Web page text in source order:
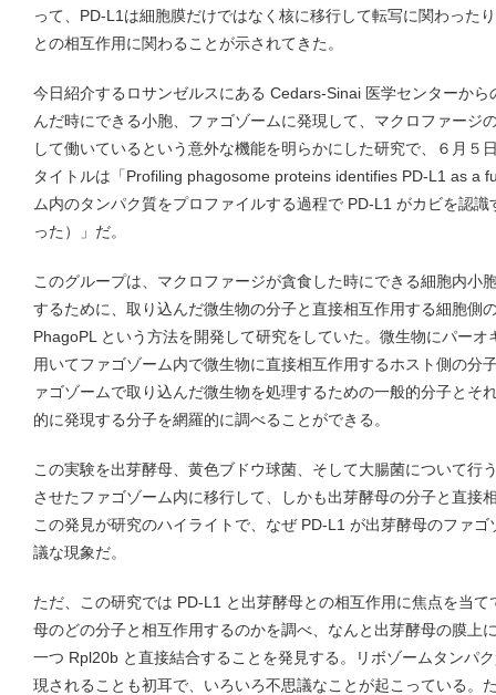
って、PD-L1は細胞膜だけではなく核に移行して転写に関わった
との相互作用に関わることが示されてきた。
今日紹介するロサンゼルスにある Cedars-Sinai 医学センターか
んだ時にできる小胞、ファゴゾームに発現して、マクロファージ
して働いているという意外な機能を明らかにした研究で、６月５
タイトルは「Profiling phagosome proteins identifies PD-L1 as a
ム内のタンパク質をプロファイルする過程で PD-L1 がカビを認
った）」だ。
このグループは、マクロファージが貪食した時にできる細胞内小
するために、取り込んだ微生物の分子と直接相互作用する細胞側
PhagoPL という方法を開発して研究をしていた。微生物にパー
用いてファゴゾーム内で微生物に直接相互作用するホスト側の分
ァゴゾームで取り込んだ微生物を処理するための一般的分子とそ
的に発現する分子を網羅的に調べることができる。
この実験を出芽酵母、黄色ブドウ球菌、そして大腸菌について行
させたファゴゾーム内に移行して、しかも出芽酵母の分子と直接
この発見が研究のハイライトで、なぜ PD-L1 が出芽酵母のファ
議な現象だ。
ただ、この研究では PD-L1 と出芽酵母との相互作用に焦点を当
母のどの分子と相互作用するのかを調べ、なんと出芽酵母の膜上
一つ Rpl20b と直接結合することを発見する。リボゾームタンパ
現されることも初耳で、いろいろ不思議なことが起こっている。